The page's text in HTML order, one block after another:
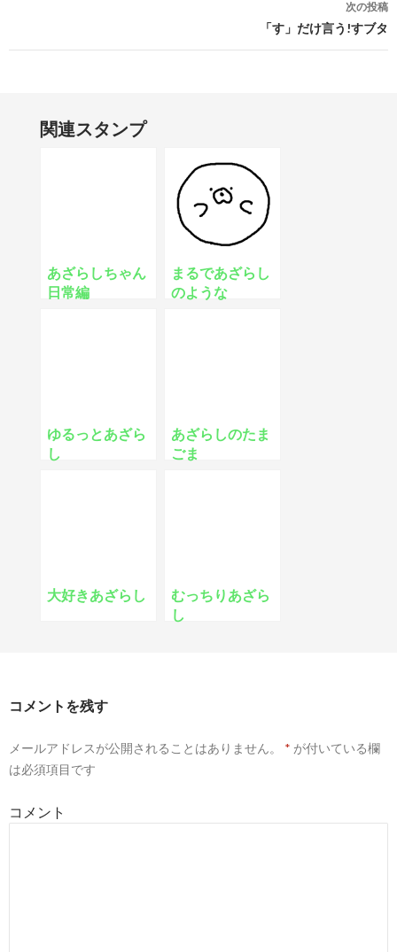
次の投稿
「す」だけ言う!すブタ
関連スタンプ
あざらしちゃん
日常編
まるであざらし
のような
ゆるっとあざら
し
あざらしのたま
ごま
大好きあざらし
むっちりあざら
し
コメントを残す
メールアドレスが公開されることはありません。 * が付いている欄
は必須項目です
コメント